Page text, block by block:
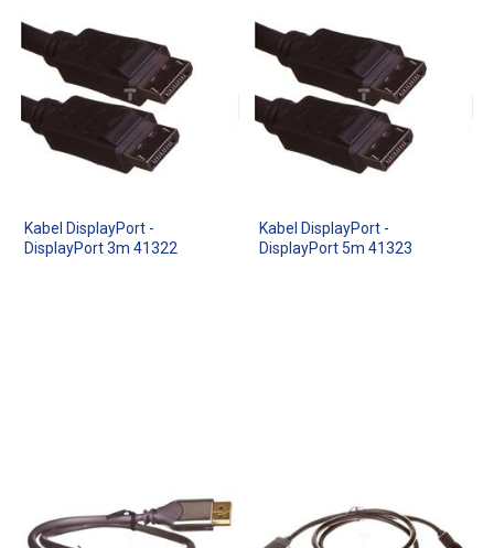
Kabel DisplayPort -
DisplayPort 3m 41322
Kabel DisplayPort -
DisplayPort 5m 41323